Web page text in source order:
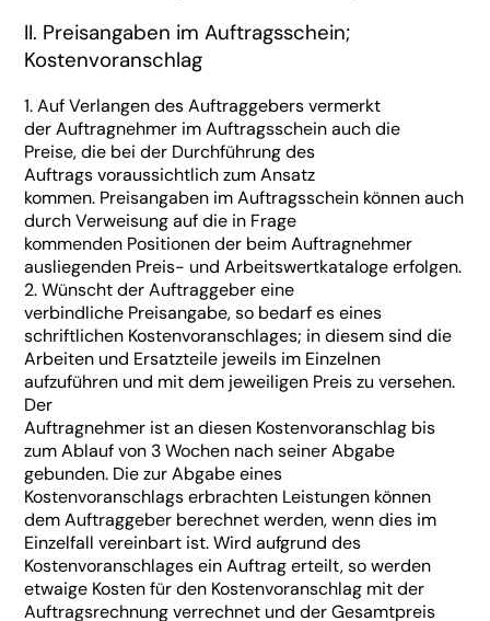
II. Preisangaben im Auftragsschein;
Kostenvoranschlag
1. Auf Verlangen des Auftraggebers vermerkt
der Auftragnehmer im Auftragsschein auch die
Preise, die bei der Durchführung des
Auftrags voraussichtlich zum Ansatz
kommen. Preisangaben im Auftragsschein können auch
durch Verweisung auf die in Frage
kommenden Positionen der beim Auftragnehmer
ausliegenden Preis- und Arbeitswertkataloge erfolgen.
2. Wünscht der Auftraggeber eine
verbindliche Preisangabe, so bedarf es eines
schriftlichen Kostenvoranschlages; in diesem sind die
Arbeiten und Ersatzteile jeweils im Einzelnen
aufzuführen und mit dem jeweiligen Preis zu versehen.
Der
Auftragnehmer ist an diesen Kostenvoranschlag bis
zum Ablauf von 3 Wochen nach seiner Abgabe
gebunden. Die zur Abgabe eines
Kostenvoranschlags erbrachten Leistungen können
dem Auftraggeber berechnet werden, wenn dies im
Einzelfall vereinbart ist. Wird aufgrund des
Kostenvoranschlages ein Auftrag erteilt, so werden
etwaige Kosten für den Kostenvoranschlag mit der
Auftragsrechnung verrechnet und der Gesamtpreis